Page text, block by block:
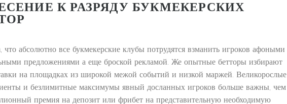
К РАЗРЯДУ БУКМЕКЕРСКИХ
что абсолютно все букмекерские клубы потрудятся взманить игроков афоными
предложениями а еще броской рекламой. Же опытные бетторы избирают
на площадках из широкой межой событий и низкой маржей. Великорослые
и безлимитные максимумы явный досланных игроков больше важны, чем
премия на депозит или фрибет на представительную необходимую